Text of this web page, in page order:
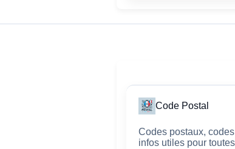
Code Postal
Codes postaux,
infos utiles pour